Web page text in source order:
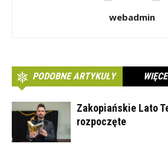
webadmin
PODOBNE ARTYKUŁY
Zakopiańskie Lato
rozpoczęte